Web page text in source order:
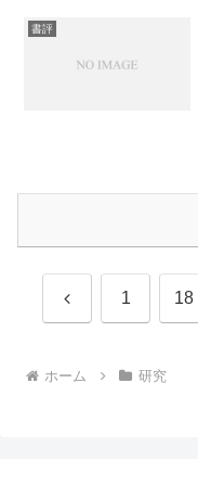
書評
前 1 18
ホーム 研究